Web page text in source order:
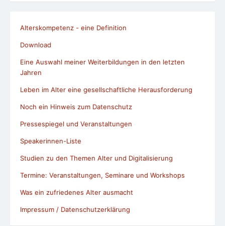
Alterskompetenz - eine Definition
Download
Eine Auswahl meiner Weiterbildungen in den letzten
Jahren
Leben im Alter eine gesellschaftliche Herausforderung
Noch ein Hinweis zum Datenschutz
Pressespiegel und Veranstaltungen
Speakerinnen-Liste
Studien zu den Themen Alter und Digitalisierung
Termine: Veranstaltungen, Seminare und Workshops
Was ein zufriedenes Alter ausmacht
Impressum / Datenschutzerklärung